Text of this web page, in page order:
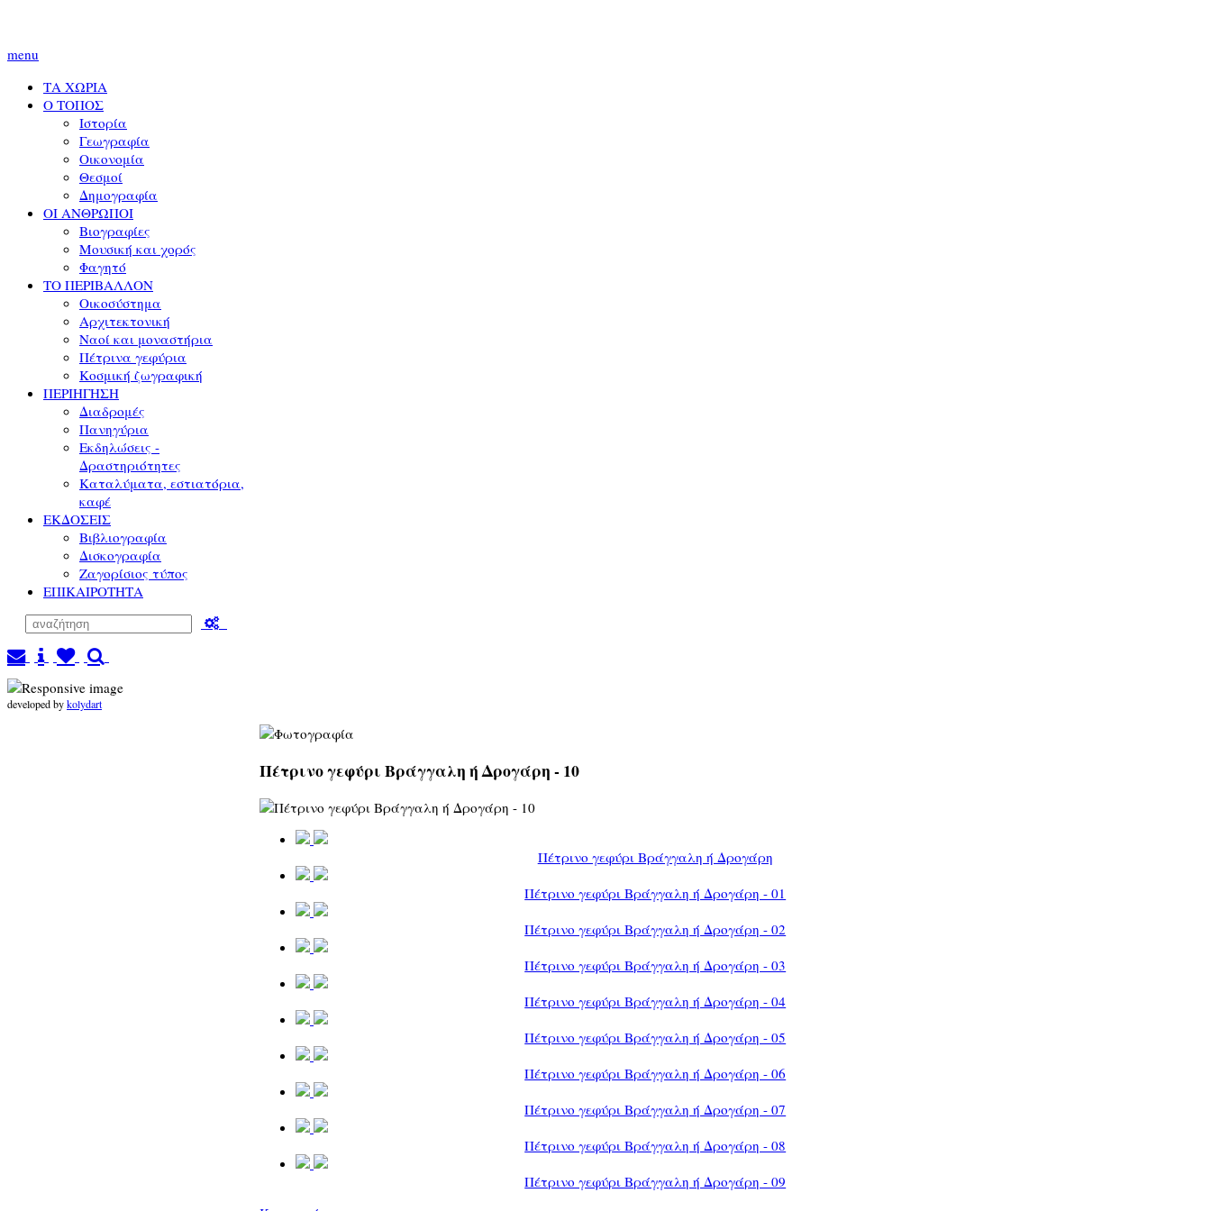
menu
ΤΑ ΧΩΡΙΑ
Ο ΤΟΠΟΣ
Ιστορία
Γεωγραφία
Οικονομία
Θεσμοί
Δημογραφία
ΟΙ ΑΝΘΡΩΠΟΙ
Βιογραφίες
Μουσική και χορός
Φαγητό
ΤΟ ΠΕΡΙΒΑΛΛΟΝ
Οικοσύστημα
Αρχιτεκτονική
Ναοί και μοναστήρια
Πέτρινα γεφύρια
Κοσμική ζωγραφική
ΠΕΡΙΗΓΗΣΗ
Διαδρομές
Πανηγύρια
Εκδηλώσεις -
Δραστηριότητες
Καταλύματα, εστιατόρια,
καφέ
ΕΚΔΟΣΕΙΣ
Βιβλιογραφία
Δισκογραφία
Ζαγορίσιος τύπος
ΕΠΙΚΑΙΡΟΤΗΤΑ
developed bykolydart
Πέτρινο γεφύρι Βράγγαλη ή Δρογάρη - 10
Πέτρινο γεφύρι Βράγγαλη ή Δρογάρη
Πέτρινο γεφύρι Βράγγαλη ή Δρογάρη - 01
Πέτρινο γεφύρι Βράγγαλη ή Δρογάρη - 02
Πέτρινο γεφύρι Βράγγαλη ή Δρογάρη - 03
Πέτρινο γεφύρι Βράγγαλη ή Δρογάρη - 04
Πέτρινο γεφύρι Βράγγαλη ή Δρογάρη - 05
Πέτρινο γεφύρι Βράγγαλη ή Δρογάρη - 06
Πέτρινο γεφύρι Βράγγαλη ή Δρογάρη - 07
Πέτρινο γεφύρι Βράγγαλη ή Δρογάρη - 08
Πέτρινο γεφύρι Βράγγαλη ή Δρογάρη - 09